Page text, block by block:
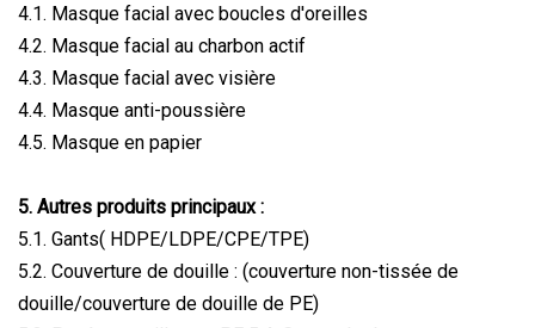
4.1. Masque facial avec boucles d'oreilles
4.2. Masque facial au charbon actif
4.3. Masque facial avec visière
4.4. Masque anti-poussière
4.5. Masque en papier
5. Autres produits principaux :
5.1. Gants( HDPE/LDPE/CPE/TPE)
5.2. Couverture de douille : (couverture non-tissée de
douille/couverture de douille de PE)